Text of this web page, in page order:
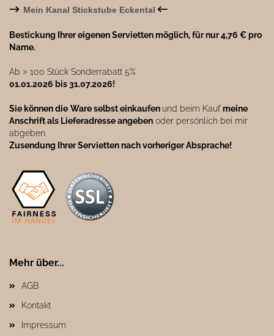
→ Mein Kanal Stickstube Eckental ←
Bestickung Ihrer eigenen Servietten möglich, für nur 4,76 € pro
Name.
Ab ˃ 100 Stück Sonderrabatt 5%
01.01.2026 bis 31.07.2026!
Sie können die Ware selbst einkaufen und beim Kaufmeine
Anschrift als Lieferadresse angeben oder persönlich bei mir
abgeben.
Zusendung Ihrer Servietten nach vorheriger Absprache!
Mehr über...
AGB
Kontakt
Impressum